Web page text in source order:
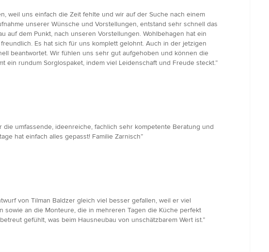
weil uns einfach die Zeit fehlte und wir auf der Suche nach einem
unserer Wünsche und Vorstellungen, entstand sehr schnell das
auf dem Punkt, nach unseren Vorstellungen. Wohlbehagen hat ein
Es hat sich für uns komplett gelohnt. Auch in der jetzigen
beantwortet. Wir fühlen uns sehr gut aufgehoben und können die
ein rundum Sorglospaket, indem viel Leidenschaft und Freude steckt.”
umfassende, ideenreiche, fachlich sehr kompetente Beratung und
hat einfach alles gepasst! Familie Zarnisch”
von Tilman Baldzer gleich viel besser gefallen, weil er viel
sowie an die Monteure, die in mehreren Tagen die Küche perfekt
gefühlt, was beim Hausneubau von unschätzbarem Wert ist.”